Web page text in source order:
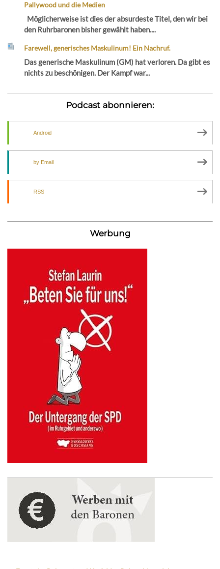
Pallywood und die Medien
Möglicherweise ist dies der absurdeste Titel, den wir bei
den Ruhrbaronen bisher gewählt haben....
Farewell, generisches Maskulinum! Ein Nachruf.
Das generische Maskulinum (GM) hat verloren. Da gibt es
nichts zu beschönigen. Der Kampf war...
Podcast abonnieren:
Android
by Email
RSS
Werbung